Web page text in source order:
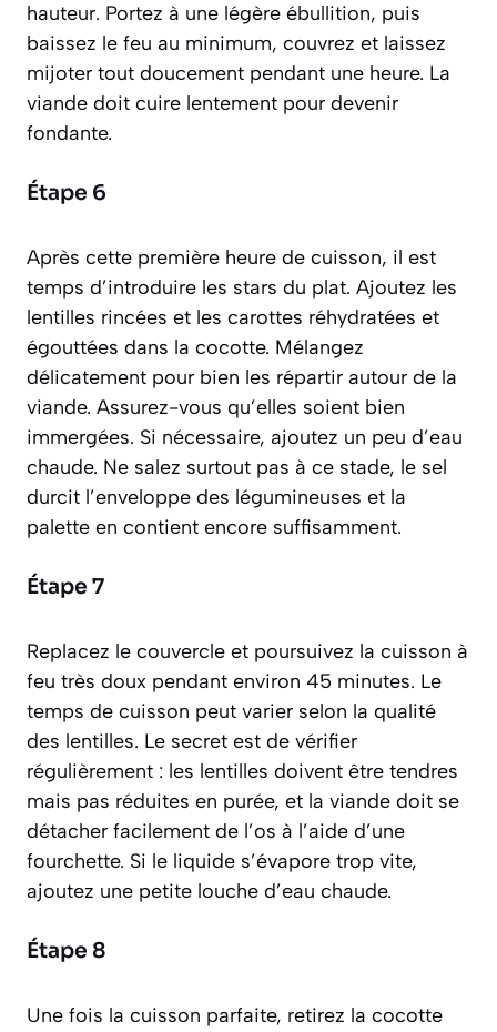
hauteur. Portez à une légère ébullition, puis
baissez le feu au minimum, couvrez et laissez
mijoter tout doucement pendant une heure. La
viande doit cuire lentement pour devenir
fondante.
Étape 6
Après cette première heure de cuisson, il est
temps d’introduire les stars du plat. Ajoutez les
lentilles rincées et les carottes réhydratées et
égouttées dans la cocotte. Mélangez
délicatement pour bien les répartir autour de la
viande. Assurez-vous qu’elles soient bien
immergées. Si nécessaire, ajoutez un peu d’eau
chaude. Ne salez surtout pas à ce stade, le sel
durcit l’enveloppe des légumineuses et la
palette en contient encore suffisamment.
Étape 7
Replacez le couvercle et poursuivez la cuisson à
feu très doux pendant environ 45 minutes. Le
temps de cuisson peut varier selon la qualité
des lentilles. Le secret est de vérifier
régulièrement : les lentilles doivent être tendres
mais pas réduites en purée, et la viande doit se
détacher facilement de l’os à l’aide d’une
fourchette. Si le liquide s’évapore trop vite,
ajoutez une petite louche d’eau chaude.
Étape 8
Une fois la cuisson parfaite, retirez la cocotte